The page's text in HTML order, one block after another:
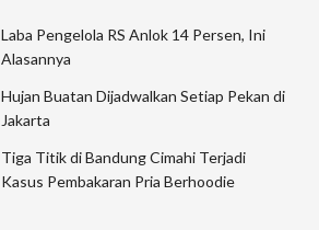
Laba Pengelola RS Anlok 14 Persen, Ini
Alasannya
Hujan Buatan Dijadwalkan Setiap Pekan di
Jakarta
Tiga Titik di Bandung Cimahi Terjadi
Kasus Pembakaran Pria Berhoodie